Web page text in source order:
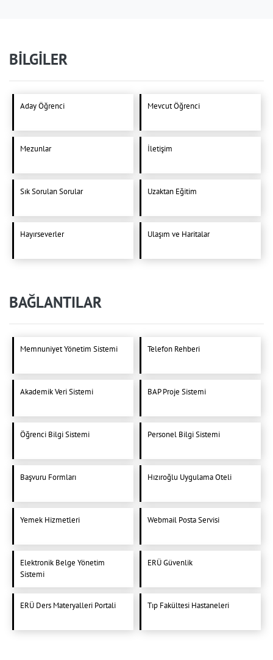
BİLGİLER
Aday Öğrenci Mevcut Öğrenci
Mezunlar İletişim
Sık Sorulan Sorular Uzaktan Eğitim
Hayırseverler Ulaşım ve Haritalar
BAĞLANTILAR
Memnuniyet Yönetim Sistemi Telefon Rehberi
Akademik Veri Sistemi BAP Proje Sistemi
Öğrenci Bilgi Sistemi Personel Bilgi Sistemi
Başvuru Formları Hızıroğlu Uygulama Oteli
Yemek Hizmetleri Webmail Posta Servisi
Elektronik Belge Yönetim
Sistemi
ERÜ Güvenlik
ERÜ Ders Materyalleri Portali Tıp Fakültesi Hastaneleri